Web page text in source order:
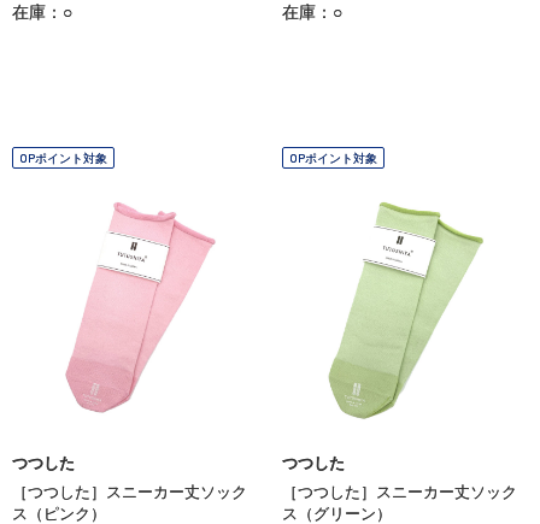
在庫：○ 在庫：○
OPポイント対象
つつした
［つつした］スニーカー丈ソック
ス（ピンク）
OPポイント対象
つつした
［つつした］スニーカー丈ソック
ス（グリーン）